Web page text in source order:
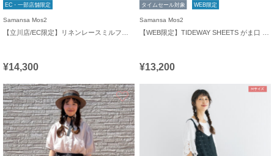
EC・一部店舗限定
Samansa Mos2
¥14,300
タイムセール対象 WEB限定
Samansa Mos2
¥13,200
お気に入り